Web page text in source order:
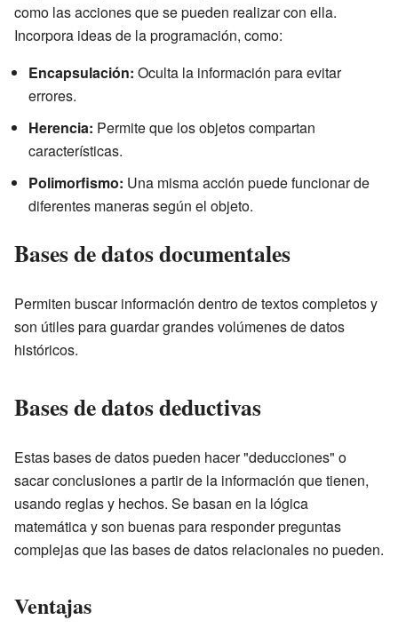
como las acciones que se pueden realizar con ella.
Incorpora ideas de la programación, como:
Encapsulación: Oculta la información para evitar
errores.
Herencia: Permite que los objetos compartan
características.
Polimorfismo: Una misma acción puede funcionar de
diferentes maneras según el objeto.
Bases de datos documentales
Permiten buscar información dentro de textos completos y
son útiles para guardar grandes volúmenes de datos
históricos.
Bases de datos deductivas
Estas bases de datos pueden hacer "deducciones" o
sacar conclusiones a partir de la información que tienen,
usando reglas y hechos. Se basan en la lógica
matemática y son buenas para responder preguntas
complejas que las bases de datos relacionales no pueden.
Ventajas